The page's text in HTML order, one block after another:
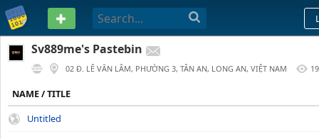
PASTEBIN
Sv889me's Pastebin
02 Đ. LÊ VĂN LÂM, PHƯỜNG 3, TÂN AN, LONG AN, VIỆT NAM
NAME / TITLE
Untitled